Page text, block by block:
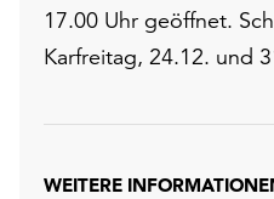
17.00 Uhr geöffnet.
Karfreitag, 24.12. und
WEITERE